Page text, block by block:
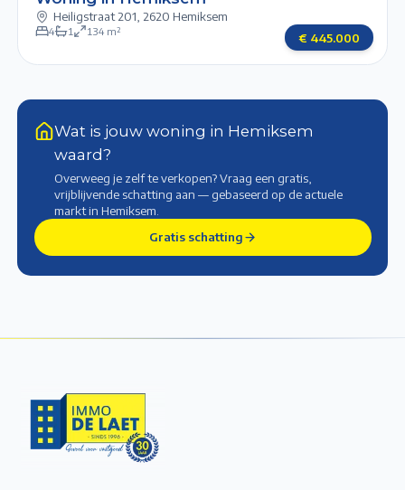
Heiligstraat 201 2620 Hemiksem
4 1 134m² € 445.000
Wat is jouw woning in Hemiksem
waard?
Overweeg je zelf te verkopen? Vraag een gratis,
vrijblijvende schatting aan — gebaseerd op de actuele
marktin Hemiksem
Gratis schatting